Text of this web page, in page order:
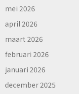
mei 2026
april 2026
maart 2026
februari 2026
januari 2026
december 2025